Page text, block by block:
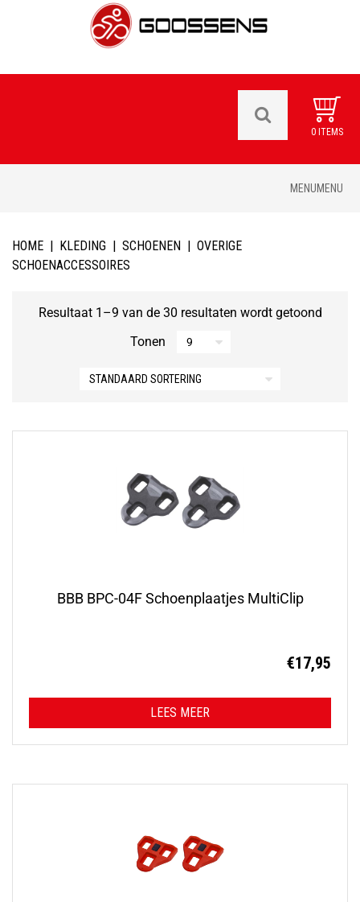
0 ITEMS
MENUMENU
HOME | KLEDING | SCHOENEN | OVERIGE
SCHOENACCESSOIRES
Resultaat 1–9 van de 30 resultaten wordt getoond
Tonen
BBB BPC-04F Schoenplaatjes MultiClip
€17,95
LEES MEER